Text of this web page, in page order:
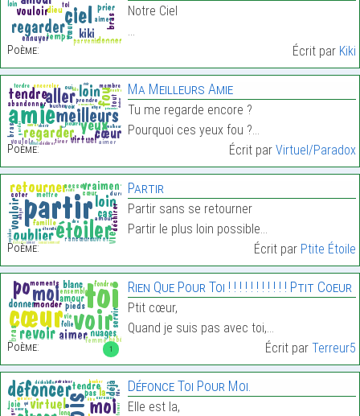
Poème:
Notre Ciel
…
Écrit par Kiki
Poème:
Ma Meilleurs Amie
Tu me regarde encore ?
Pourquoi ces yeux fou ?…
Écrit par Virtuel/Paradox
Poème:
Partir
Partir sans se retourner
Partir le plus loin possible…
Écrit par Ptite Étoile
1
Poème:
Rien Que Pour Toi ! ! ! ! ! ! ! ! ! ! ! Ptit Coeur
Ptit cœur,
Quand je suis pas avec toi,…
Écrit par Terreur5
Défonce Toi Pour Moi.
Elle est la,